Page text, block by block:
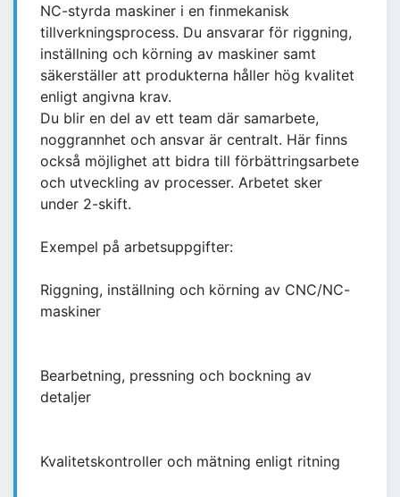
NC-styrda maskiner i en finmekanisk
tillverkningsprocess. Du ansvarar för riggning,
inställning och körning av maskiner samt
säkerställer att produkterna håller hög kvalitet
enligt angivna krav.
Du blir en del av ett team där samarbete,
noggrannhet och ansvar är centralt. Här finns
också möjlighet att bidra till förbättringsarbete
och utveckling av processer. Arbetet sker
under 2-skift.
Exempel på arbetsuppgifter:
Riggning, inställning och körning av CNC/NC-
maskiner
Bearbetning, pressning och bockning av
detaljer
Kvalitetskontroller och mätning enligt ritning